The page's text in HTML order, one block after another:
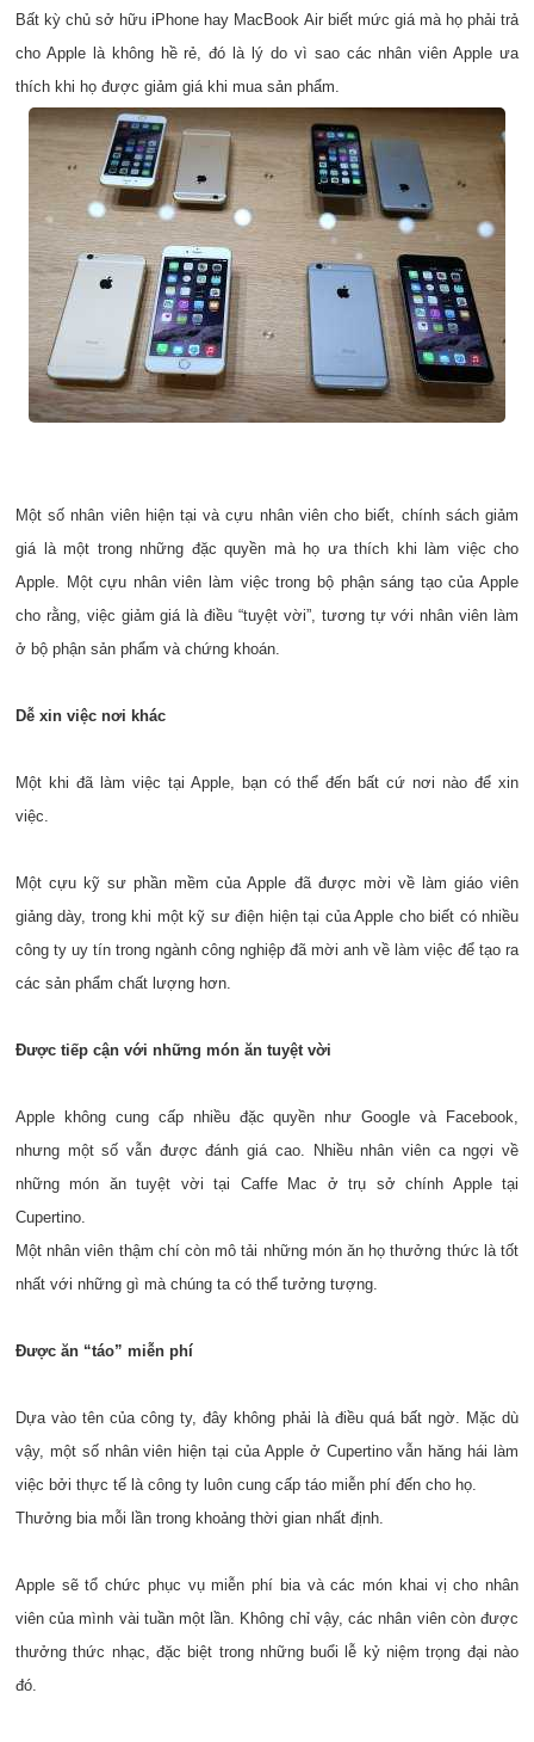
Bất kỳ chủ sở hữu iPhone hay MacBook Air biết mức giá mà họ phải trả
cho Apple là không hề rẻ, đó là lý do vì sao các nhân viên Apple ưa
thích khi họ được giảm giá khi mua sản phẩm.
Một số nhân viên hiện tại và cựu nhân viên cho biết, chính sách giảm
giá là một trong những đặc quyền mà họ ưa thích khi làm việc cho
Apple. Một cựu nhân viên làm việc trong bộ phận sáng tạo của Apple
cho rằng, việc giảm giá là điều “tuyệt vời”, tương tự với nhân viên làm
ở bộ phận sản phẩm và chứng khoán.
Dễ xin việc nơi khác
Một khi đã làm việc tại Apple, bạn có thể đến bất cứ nơi nào để xin
việc.
Một cựu kỹ sư phần mềm của Apple đã được mời về làm giáo viên
giảng dày, trong khi một kỹ sư điện hiện tại của Apple cho biết có nhiều
công ty uy tín trong ngành công nghiệp đã mời anh về làm việc để tạo ra
các sản phẩm chất lượng hơn.
Được tiếp cận với những món ăn tuyệt vời
Apple không cung cấp nhiều đặc quyền như Google và Facebook,
nhưng một số vẫn được đánh giá cao. Nhiều nhân viên ca ngợi về
những món ăn tuyệt vời tại Caffe Mac ở trụ sở chính Apple tại
Cupertino.
Một nhân viên thậm chí còn mô tải những món ăn họ thưởng thức là tốt
nhất với những gì mà chúng ta có thể tưởng tượng.
Được ăn “táo” miễn phí
Dựa vào tên của công ty, đây không phải là điều quá bất ngờ. Mặc dù
vậy, một số nhân viên hiện tại của Apple ở Cupertino vẫn hăng hái làm
việc bởi thực tế là công ty luôn cung cấp táo miễn phí đến cho họ.
Thưởng bia mỗi lần trong khoảng thời gian nhất định.
Apple sẽ tổ chức phục vụ miễn phí bia và các món khai vị cho nhân
viên của mình vài tuần một lần. Không chỉ vậy, các nhân viên còn được
thưởng thức nhạc, đặc biệt trong những buổi lễ kỷ niệm trọng đại nào
đó.